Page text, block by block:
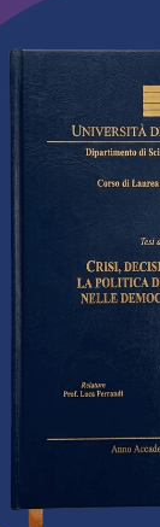
unitamente
già indagati
del
diversi
in breve
da
dehors, finiti
erano